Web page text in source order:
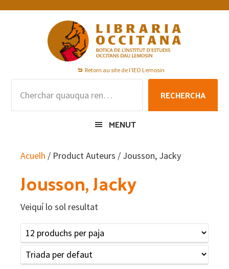
Skip
Skip
Skip
Retorn au site de l'IEO Lemosin
RECHERCHA
MENUT
Acuelh / Product Auteurs / Jousson, Jacky
Jousson, Jacky
Veiquí lo sol resultat